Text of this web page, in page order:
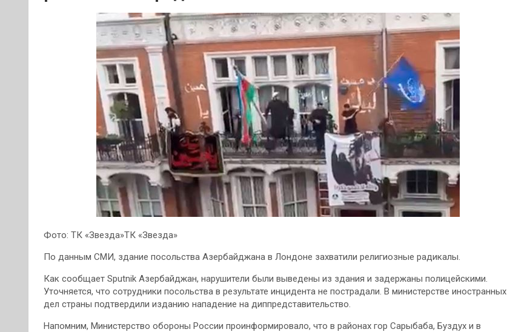
Фото: ТК «Звезда»ТК «Звезда»
По данным СМИ, здание посольства Азербайджана в Лондоне захватили религиозные радикалы.
Как сообщает Sputnik Азербайджан, нарушители были выведены из здания и задержаны полицейскими.
Уточняется, что сотрудники посольства в результате инцидента не пострадали. В министерстве иностранных
дел страны подтвердили изданию нападение на диппредставительство.
Напомним, Министерство обороны России проинформировало, что в районах гор Сарыбаба, Буздух и в